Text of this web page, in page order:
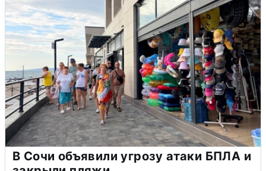
В Сочи объявили угрозу атаки БПЛА и